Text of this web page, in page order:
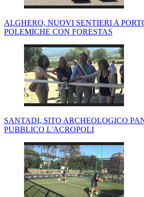
ALGHERO, NUOVI SENTIERI A
POLEMICHE CON FORESTAS
SANTADI, SITO ARCHEOLOGICO
PUBBLICO L'ACROPOLI